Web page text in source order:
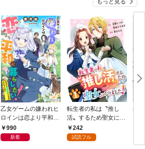
乙女ゲームの嫌われヒ
ロインは恋より平和に
暮らしたい！（なのに
攻略対象たちがついて
990
新着
転生者の私は〝推し
活〟するため聖女にな
りました！（コミッ
ク）【分冊版】 1
242
試読フル
生
い